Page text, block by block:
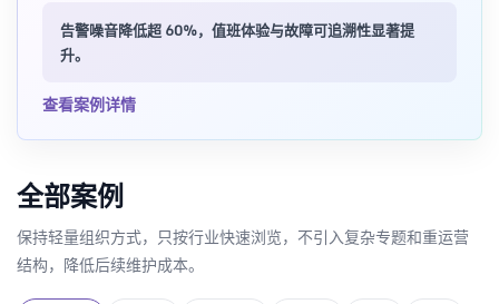
告警噪音降低超 60%，值班体验与故障可追溯性显著提
升。
查看案例详情
全部案例
保持轻量组织方式，只按行业快速浏览，不引入复杂专题和重运营
结构，降低后续维护成本。